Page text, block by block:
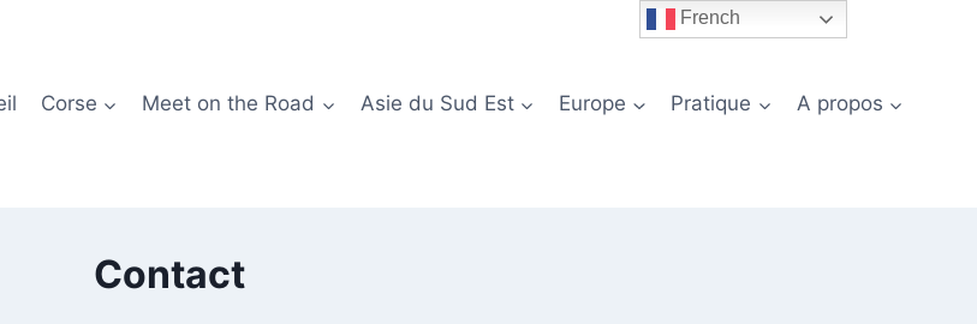
Corse Meet on the Road Asie du Sud Est Europe Pratique A propos
Contact
French